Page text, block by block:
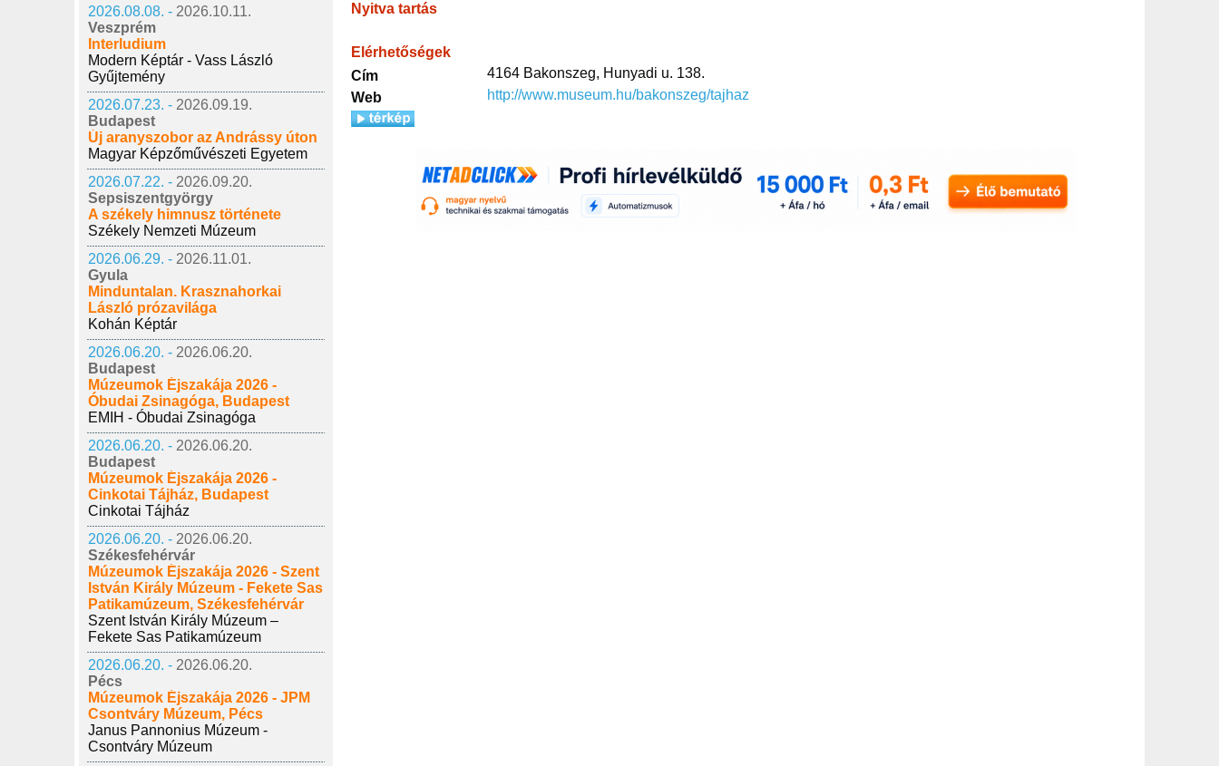
2026.08.08. - 2026.10.11.
Veszprém
Interludium
Modern Képtár - Vass László
Gyűjtemény
2026.07.23. - 2026.09.19.
Budapest
Új aranyszobor az Andrássy úton
Magyar Képzőművészeti Egyetem
2026.07.22. - 2026.09.20.
Sepsiszentgyörgy
A székely himnusz története
Székely Nemzeti Múzeum
2026.06.29. - 2026.11.01.
Gyula
Minduntalan. Krasznahorkai
László prózavilága
Kohán Képtár
2026.06.20. - 2026.06.20.
Budapest
Múzeumok Éjszakája 2026 -
Óbudai Zsinagóga, Budapest
EMIH - Óbudai Zsinagóga
2026.06.20. - 2026.06.20.
Budapest
Múzeumok Éjszakája 2026 -
Cinkotai Tájház, Budapest
Cinkotai Tájház
2026.06.20. - 2026.06.20.
Székesfehérvár
Múzeumok Éjszakája 2026 - Szent
István Király Múzeum - Fekete Sas
Patikamúzeum, Székesfehérvár
Szent István Király Múzeum –
Fekete Sas Patikamúzeum
2026.06.20. - 2026.06.20.
Pécs
Múzeumok Éjszakája 2026 - JPM
Csontváry Múzeum, Pécs
Janus Pannonius Múzeum -
Csontváry Múzeum
Nyitva tartás
Elérhetőségek
Cím
4164 Bakonszeg, Hunyadi u. 138.
Web
http://www.museum.hu/bakonszeg/tajhaz